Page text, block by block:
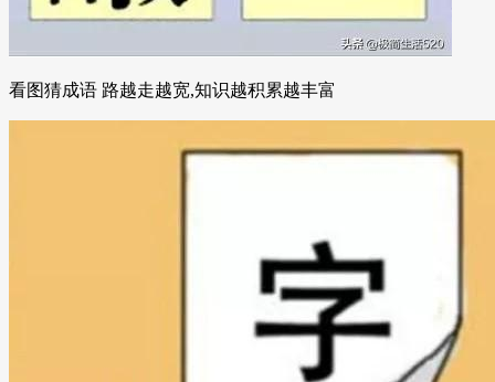
看图猜成语 路越走越宽,知识越积累越丰富